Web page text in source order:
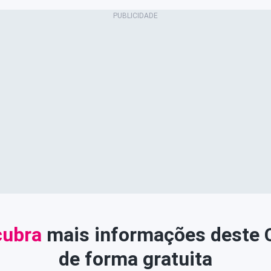
mais informações deste
de forma gratuita